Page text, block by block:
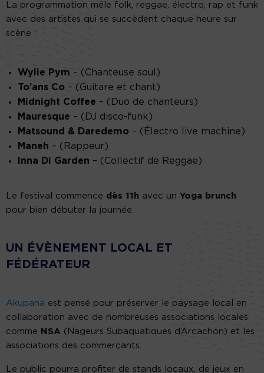
La programmation mêle folk, reggae, électro, rap et funk
avec des artistes qui se succèdent chaque heure sur
scène :
Wylie Pym – (Chanteuse soul)
To’ans Co – (Guitare et chant)
Midnight Coffee – (Duo de chanteurs)
Mauresque – (DJ disco-funk)
Matsound & Daredemo – (Électro live machine)
Maneh – (Rappeur)
Inna Di Garden – (Collectif de Reggae)
Le festival commence dès 11h avec un Yoga brunch
pour bien débuter la journée.
UN ÉVÈNEMENT LOCAL ET
FÉDÉRATEUR
Akupana est pensé pour préserver le paysage local en
collaboration avec de nombreuses associations locales
comme NSA (Nageurs Subaquatiques d’Arcachon) et les
associations des commerçants.
Le public pourra profiter de stands locaux, de jeux en